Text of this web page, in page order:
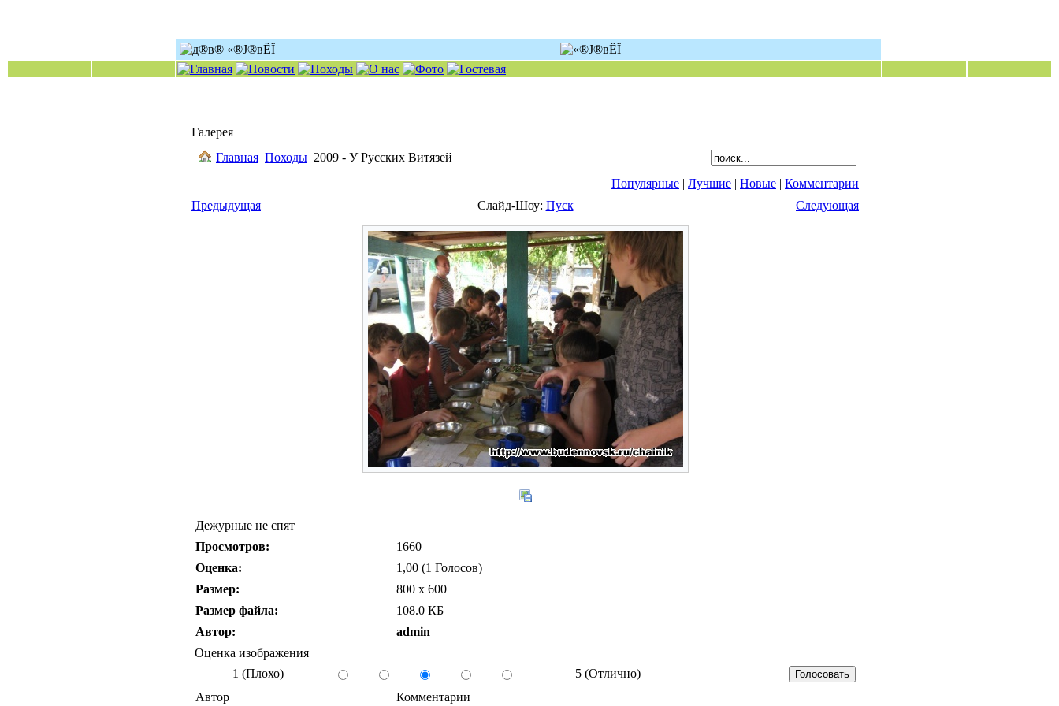
Галерея
Главная Походы 2009 - У Русских Витязей
Популярные | Лучшие | Новые | Комментарии
Предыдущая
Слайд-Шоу: Пуск Следующая
Дежурные не спят
Просмотров:
1660
Оценка:
1,00 (1 Голосов)
Размер:
800 x 600
Размер файла:
108.0 КБ
Автор:
admin
Оценка изображения
1 (Плохо)
5 (Отлично)
Автор
Комментарии